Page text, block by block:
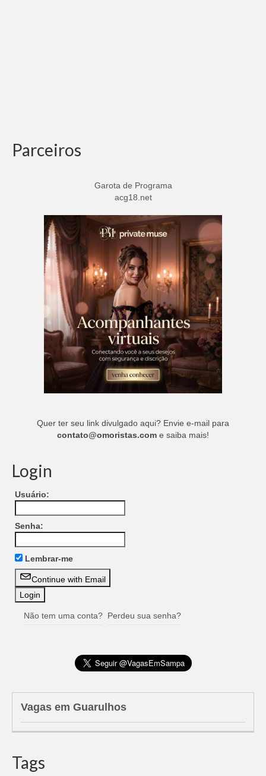
Parceiros
Garota de Programa
acg18.net
Quer ter seu link divulgado aqui? Envie e-mail para
contato@omoristas.com e saiba mais!
Login
Usuário:
Senha:
Lembrar-me
Continue with Email
Não tem uma conta? Perdeu sua senha?
Vagas em Guarulhos
Tags